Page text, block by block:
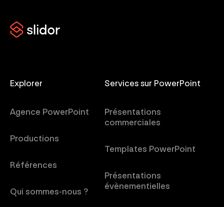
Explorer
Agence PowerPoint
Productions
Références
Qui sommes-nous ?
Services sur PowerPoint
Présentations
commerciales
Templates PowerPoint
Présentations
évènementielles